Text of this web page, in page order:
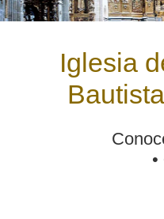
Iglesia
•